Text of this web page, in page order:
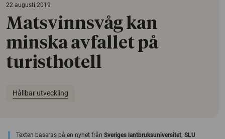
22 augusti 2019
Matsvinnsvåg kan
minska avfallet på
turisthotell
Hållbar utveckling
Texten baseras på en nyhet från Sveriges lantbruksuniversitet, SLU